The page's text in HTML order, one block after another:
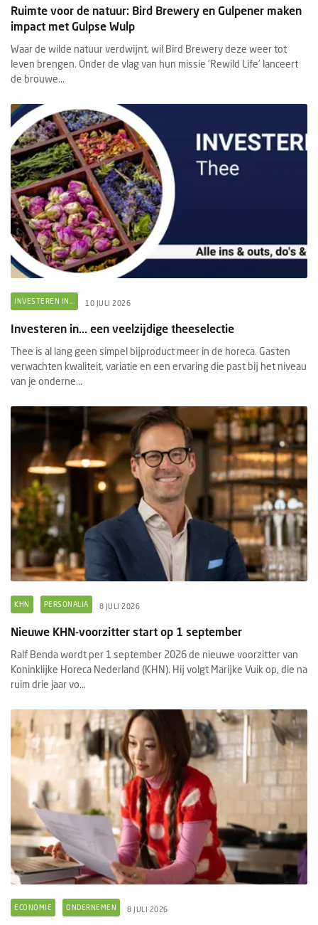
Ruimte voor de natuur: Bird Brewery en Gulpener maken
impact met Gulpse Wulp
Waar de wilde natuur verdwijnt, wil Bird Brewery deze weer tot
leven brengen. Onder de vlag van hun missie 'Rewild Life’ lanceert
de brouwe...
INVESTEREN IN... 10 JULI 2026
Investeren in... een veelzijdige theeselectie
Thee is al lang geen simpel bijproduct meer in de horeca. Gasten
verwachten kwaliteit, variatie en een ervaring die past bij het niveau
van je onderne...
KHN PERSONALIA 8 JULI 2026
Nieuwe KHN-voorzitter start op 1 september
Ralf Benda wordt per 1 september 2026 de nieuwe voorzitter van
Koninklijke Horeca Nederland (KHN). Hij volgt Marijke Vuik op, die na
ruim drie jaar vo...
ECONOMIE ONDERNEMEN 8 JULI 2026